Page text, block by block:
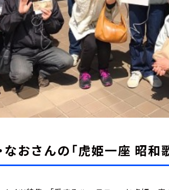
なおさんの「虎姫一座 昭和